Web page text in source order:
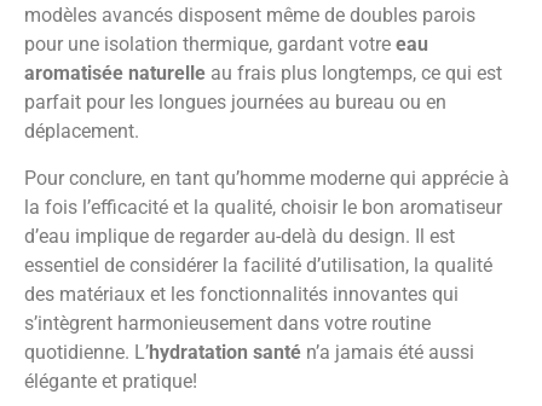
modèles avancés disposent même de doubles parois
pour une isolation thermique, gardant votre eau
aromatisée naturelle au frais plus longtemps, ce qui est
parfait pour les longues journées au bureau ou en
déplacement.
Pour conclure, en tant qu’homme moderne qui apprécie à
la fois l’efficacité et la qualité, choisir le bon aromatiseur
d’eau implique de regarder au-delà du design. Il est
essentiel de considérer la facilité d’utilisation, la qualité
des matériaux et les fonctionnalités innovantes qui
s’intègrent harmonieusement dans votre routine
quotidienne. L’hydratation santé n’a jamais été aussi
élégante et pratique!